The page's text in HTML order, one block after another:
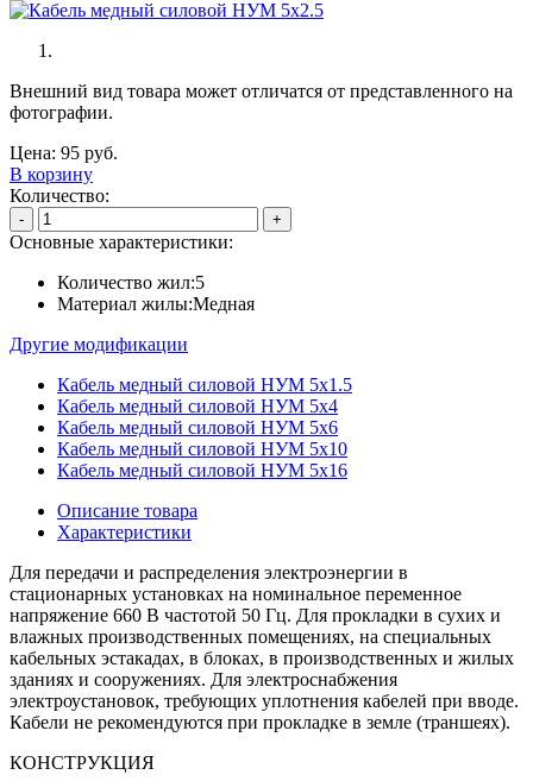
Внешний вид товара может отличатся от представленного на
фотографии.
Цена: 95 руб.
В корзину
Количество:
- +
Основные характеристики:
Количество жил:5
Материал жилы:Медная
Другие модификации
Кабель медный силовой НУМ 5х1.5
Кабель медный силовой НУМ 5х4
Кабель медный силовой НУМ 5х6
Кабель медный силовой НУМ 5х10
Кабель медный силовой НУМ 5х16
Описание товара
Характеристики
Для передачи и распределения электроэнергии в
стационарных установках на номинальное переменное
напряжение 660 В частотой 50 Гц. Для прокладки в сухих и
влажных производственных помещениях, на специальных
кабельных эстакадах, в блоках, в производственных и жилых
зданиях и сооружениях. Для электроснабжения
электроустановок, требующих уплотнения кабелей при вводе.
Кабели не рекомендуются при прокладке в земле (траншеях).
КОНСТРУКЦИЯ